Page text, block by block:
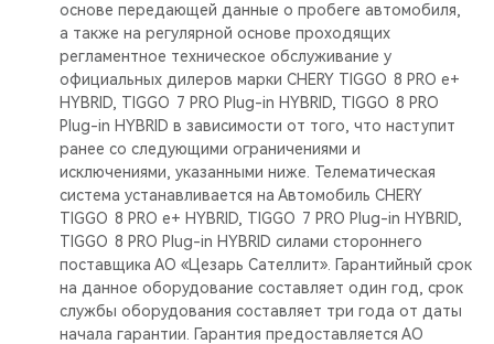
основе передающей данные о пробеге автомобиля,
а также на регулярной основе проходящих
регламентное техническое обслуживание у
официальных дилеров марки CHERY TIGGO 8 PRO е+
HYBRID, TIGGO 7 PRO Plug-in HYBRID, TIGGO 8 PRO
Plug-in HYBRID в зависимости от того, что наступит
ранее со следующими ограничениями и
исключениями, указанными ниже. Телематическая
система устанавливается на Автомобиль CHERY
TIGGO 8 PRO е+ HYBRID, TIGGO 7 PRO Plug-in HYBRID,
TIGGO 8 PRO Plug-in HYBRID силами стороннего
поставщика АО «Цезарь Сателлит». Гарантийный срок
на данное оборудование составляет один год, срок
службы оборудования составляет три года от даты
начала гарантии. Гарантия предоставляется АО